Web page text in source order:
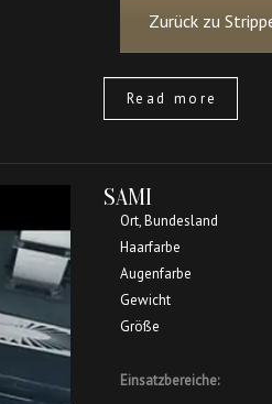
Zurück zu
Read more
SAMI
Ort, Bundesland
Haarfarbe
Augenfarbe
Gewicht
Größe
Einsatzbereiche: